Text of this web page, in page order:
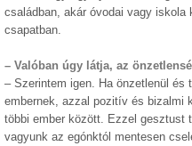
családban, akár óvodai vagy
csapatban.
– Valóban úgy látja, az
– Szerintem igen. Ha önzetlenül
embernek, azzal pozitív és bizalmi
többi ember között. Ezzel gesztust
vagyunk az egónktól mentesen